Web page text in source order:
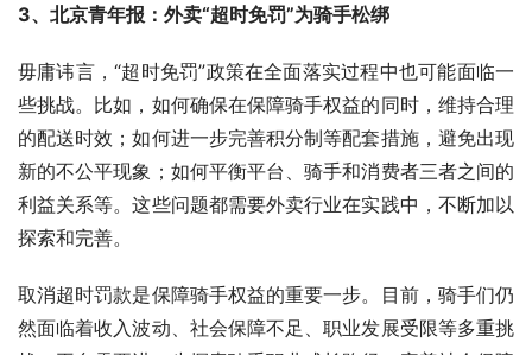
3、北京青年报：外卖“超时免罚”为骑手松绑
毋庸讳言，“超时免罚”政策在全面落实过程中也可能面临一
些挑战。比如，如何确保在保障骑手权益的同时，维持合理
的配送时效；如何进一步完善积分制等配套措施，避免出现
新的不公平现象；如何平衡平台、骑手和消费者三者之间的
利益关系等。这些问题都需要外卖行业在实践中，不断加以
探索和完善。
取消超时罚款是保障骑手权益的重要一步。目前，骑手们仍
然面临着收入波动、社会保障不足、职业发展受限等多重挑